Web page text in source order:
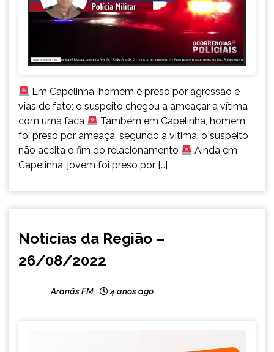
Em Capelinha, homem é preso por agressão e
vias de fato; o suspeito chegou a ameaçar a vítima
com uma faca
Também em Capelinha, homem
foi preso por ameaça, segundo a vítima, o suspeito
não aceita o fim do relacionamento
Ainda em
Capelinha, jovem foi preso por […]
NOTÍCIAS
Notícias da Região –
26/08/2022
Aranãs FM 4 anos ago